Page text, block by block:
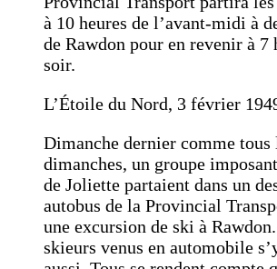
à 10 heures de l’avant-midi à
de Rawdon pour en revenir à 7
soir.
L’Étoile du Nord, 3 février
Dimanche dernier comme tous
dimanches, un groupe
de Joliette partaient dans un
autobus de la Provincial
une excursion de ski à
skieurs venus en automobile